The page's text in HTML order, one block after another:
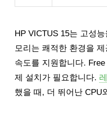
HP VICTUS 15는 고성
모리는 쾌적한 환경을
속도를 지원합니다.
제 설치가 필요합니다.
했을 때, 더 뛰어난 CPU